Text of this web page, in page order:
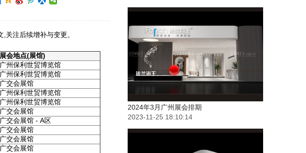
关注后续增补与变更。
展会地点(展馆)
广州保利世贸博览馆
广州保利世贸博览馆
广交会展馆
广州保利世贸博览馆
广州保利世贸博览馆
广交会展馆
广交会展馆 - A区
广交会展馆
广交会展馆
广交会展馆
2024年3月广州展会排期
2023-11-25 18:10:14